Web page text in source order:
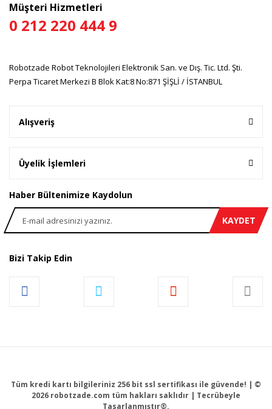
Müşteri Hizmetleri
0 212 220 444 9
Robotzade Robot Teknolojileri Elektronik San. ve Dış. Tic. Ltd. Şti.
Perpa Ticaret Merkezi B Blok Kat:8 No:871 ŞİŞLİ / İSTANBUL
Alışveriş
Üyelik İşlemleri
Haber Bültenimize Kaydolun
KAYDET
Bizi Takip Edin
Tüm kredi kartı bilgileriniz 256 bit ssl sertifikası ile güvende! | ©
2026 robotzade.com tüm hakları saklıdır | Tecrübeyle
Tasarlanmıştır®.